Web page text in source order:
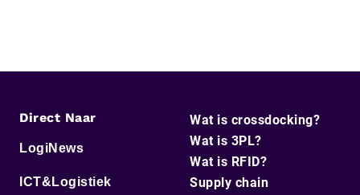
Direct Naar
LogiNews
ICT&Logistiek
Wat is crossdocking?
Wat is 3PL?
Wat is RFID?
Supply chain